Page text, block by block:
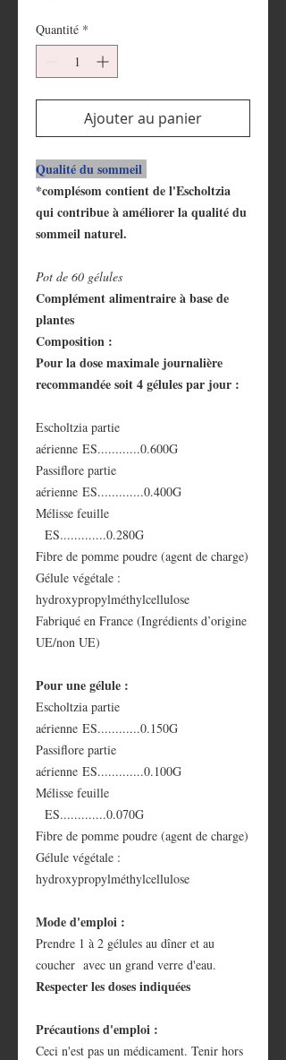
Quantité *
Ajouter au panier
Qualité du sommeil
*complésom contient de l'Escholtzia
qui contribue à améliorer la qualité du
sommeil naturel.
Pot de 60 gélules
Complément alimentraire à base de
plantes
Composition :
Pour la dose maximale journalière
recommandée soit 4 gélules par jour :
Escholtzia partie
aérienne ES............0.600G
Passiflore partie
aérienne ES.............0.400G
Mélisse feuille
ES.............0.280G
Fibre de pomme poudre (agent de charge)
Gélule végétale :
hydroxypropylméthylcellulose
Fabriqué en France (Ingrédients d’origine
UE/non UE)
Pour une gélule :
Escholtzia partie
aérienne ES............0.150G
Passiflore partie
aérienne ES.............0.100G
Mélisse feuille
ES.............0.070G
Fibre de pomme poudre (agent de charge)
Gélule végétale :
hydroxypropylméthylcellulose
Mode d'emploi :
Prendre 1 à 2 gélules au dîner et au
coucher avec un grand verre d'eau.
Respecter les doses indiquées
Précautions d'emploi :
Ceci n'est pas un médicament. Tenir hors